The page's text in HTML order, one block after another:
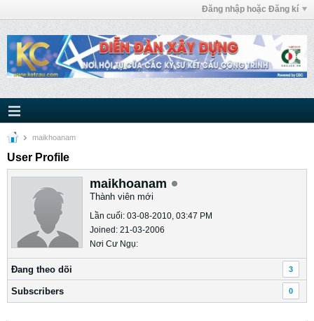
Đăng nhập hoặc Đăng kí
maikhoanam
User Profile
maikhoanam
Thành viên mới
Lần cuối: 03-08-2010, 03:47 PM
Joined: 21-03-2006
Nơi Cư Ngụ:
Ðang theo dõi 3
Subscribers 0